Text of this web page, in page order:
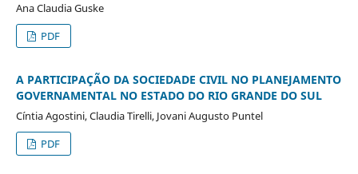
Ana Claudia Guske
PDF
A PARTICIPAÇÃO DA SOCIEDADE CIVIL NO PLANEJAMENTO
GOVERNAMENTAL NO ESTADO DO RIO GRANDE DO SUL
Cíntia Agostini, Claudia Tirelli, Jovani Augusto Puntel
PDF